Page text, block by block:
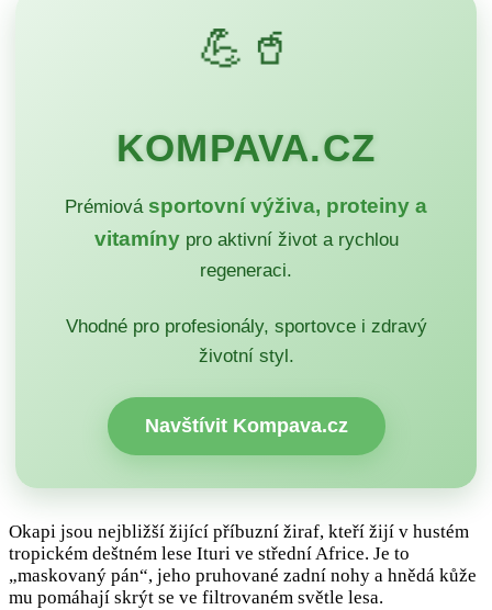
💪🥤
KOMPAVA.CZ
Prémiová sportovní výživa, proteiny a
vitamínypro aktivní život a rychlou
regeneraci.
Vhodné pro profesionály, sportovce i zdravý
životní styl.
Navštívit Kompava.cz
Okapi jsou nejbližší žijící příbuzní žiraf, kteří žijí v hustém
tropickém deštném lese Ituri ve střední Africe. Je to
„maskovaný pán“, jeho pruhované zadní nohy a hnědá kůže
mu pomáhají skrýt se ve filtrovaném světle lesa.